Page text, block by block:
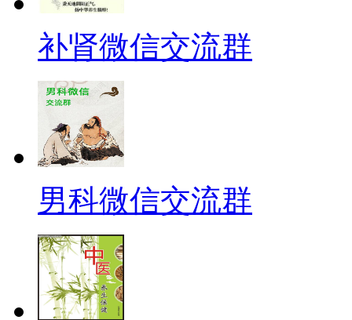
补肾微信交流群
男科微信交流群